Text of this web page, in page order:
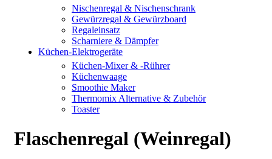
Nischenregal & Nischenschrank
Gewürzregal & Gewürzboard
Regaleinsatz
Scharniere & Dämpfer
Küchen-Elektrogeräte
Küchen-Mixer & -Rührer
Küchenwaage
Smoothie Maker
Thermomix Alternative & Zubehör
Toaster
Flaschenregal (Weinregal)